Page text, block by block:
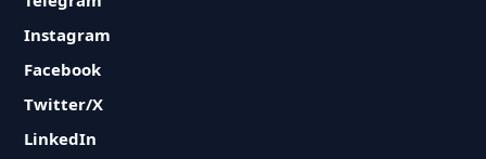
Instagram
Facebook
Twitter/X
LinkedIn